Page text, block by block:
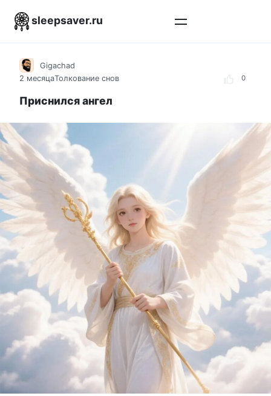
sleepsaver.ru
0
Gigachad
2 месяцаТолкование снов
Приснился ангел